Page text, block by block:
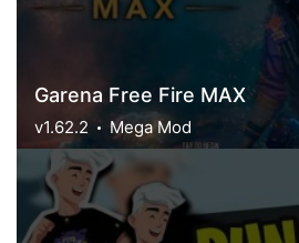
Garena Free Fire MAX
v1.62.2 Mega Mod